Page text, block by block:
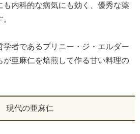
も内科的な病気にも効く、優秀な薬
学者であるプリニー・ジ・エルダー
が亜麻仁を焙煎して作る甘い料理の
現代の亜麻仁